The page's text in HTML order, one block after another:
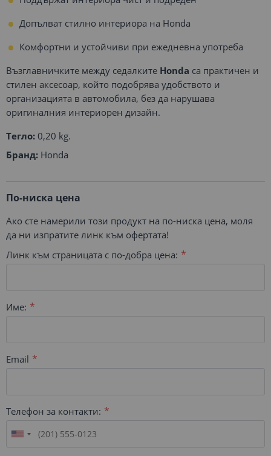
Допълват стилно интериора на Honda
Комфортни и устойчиви при ежедневна употреба
Възглавничките между седалките Honda са практичен и
стилен аксесоар, който подобрява удобството и
организацията в автомобила, без да нарушава
оригиналния интериорен дизайн.
Тегло: 0,20 kg.
Бранд: Honda
По-ниска цена
Ако сте намерили този продукт на по-ниска цена, моля
да ни изпратите линк към офертата!
Линк към страницата с по-добра цена:
Име:
Email
Телефон за контакти: